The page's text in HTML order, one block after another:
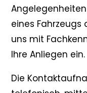
eines Fahrzeugs
uns mit
Ihre Anliegen ein.
Die